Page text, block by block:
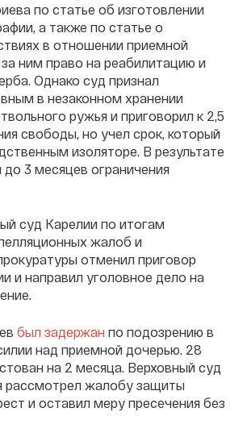
по статье об изготовлении
а также по статье о
в отношении приемной
ним право на реабилитацию и
Однако суд признал
в незаконном хранении
ружья и приговорил к 2,5
свободы, но учел срок, который
изоляторе. В результате
до 3 месяцев ограничения
суд Карелии по итогам
жалоб и
отменил приговор
и направил уголовное дело на
был задержан по подозрению в
над приемной дочерью. 28
на 2 месяца. Верховный суд
рассмотрел жалобу защиты
и оставил меру пресечения без